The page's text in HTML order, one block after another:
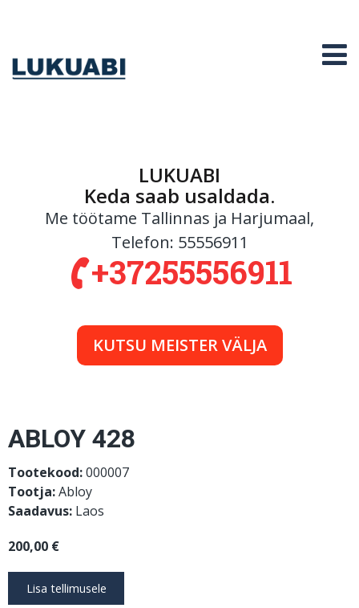
juurde
LUKUABI
Keda saab usaldada.
Me töötame Tallinnas ja Harjumaal,
Telefon: 55556911
+37255556911
KUTSU MEISTER VÄLJA
ABLOY 428
Tootekood:000007
Tootja:Abloy
Saadavus: Laos
200,00 €